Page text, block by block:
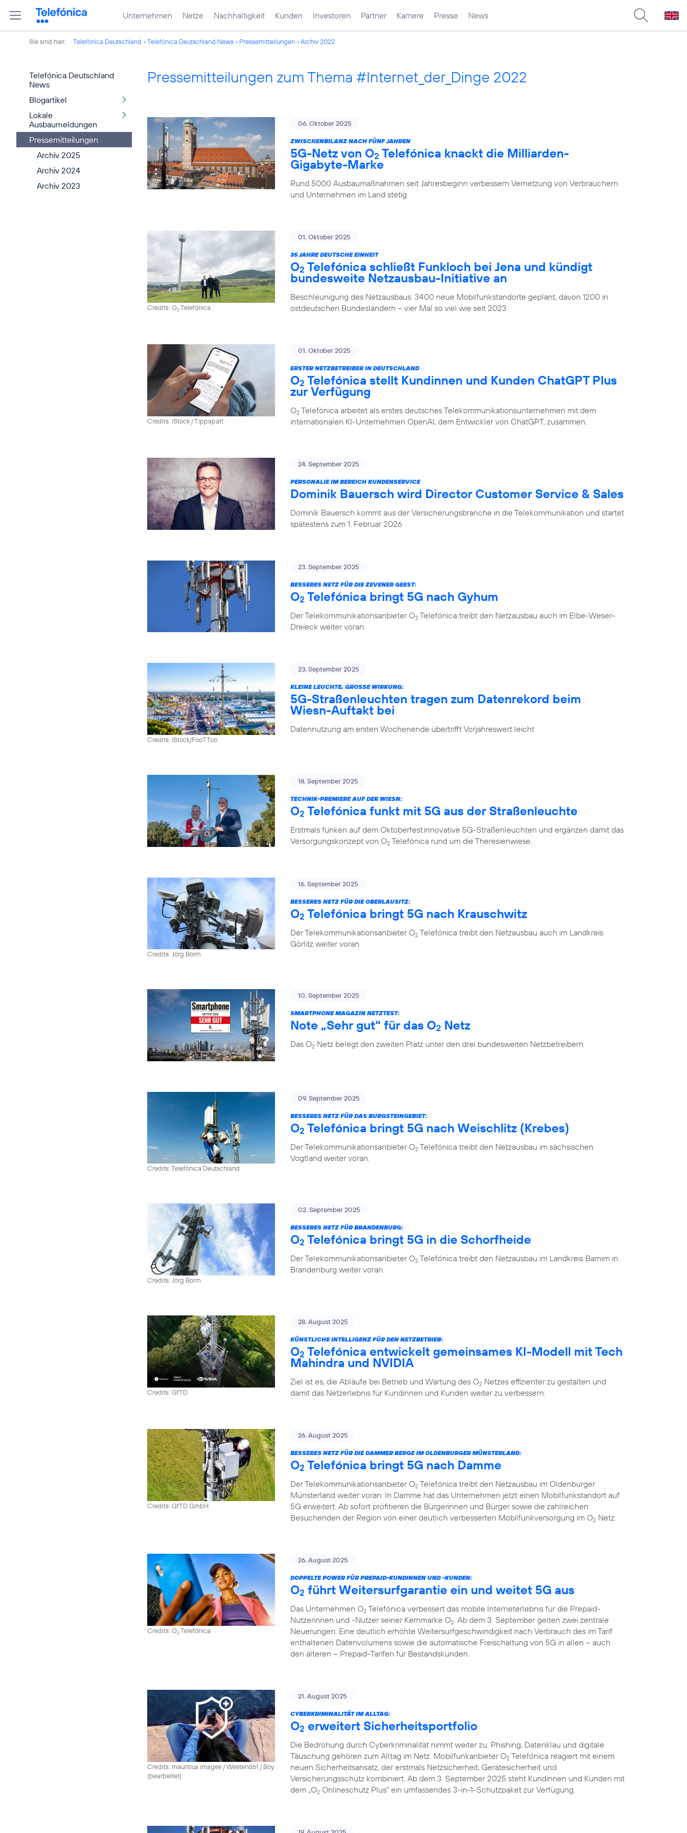
Unternehmen Netze Nachhaltigkeit Kunden Investoren Partner Karriere Presse News
Sie sind hier: Telefónica Deutschland Telefónica Deutschland News Pressemitteilungen Archiv 2022
Telefónica Deutschland
News
Blogartikel
Lokale
Ausbaumeldungen
Pressemitteilungen
Archiv 2025
Archiv 2024
Archiv 2023
Pressemitteilungen zum Thema #Internet_der_Dinge 2022
06. Oktober 2025
ZWISCHENBILANZ NACH FÜNF JAHREN
5G-Netz von O2 Telefónica knackt die Milliarden-
Gigabyte-Marke
Rund 5000 Ausbaumaßnahmen seit Jahresbeginn verbessern Vernetzung von Verbrauchern
und Unternehmen im Land stetig
Credits: O2Telefónica
01. Oktober 2025
35 JAHRE DEUTSCHE EINHEIT
O2 Telefónica schließt Funkloch bei Jena und kündigt
bundesweite Netzausbau-Initiative an
Beschleunigung des Netzausbaus: 3400 neue Mobilfunkstandorte geplant, davon 1200 in
ostdeutschen Bundesländern – vier Mal so viel wie seit 2023
Credits: iStock / Tippapatt
01. Oktober 2025
ERSTER NETZBETREIBER IN DEUTSCHLAND
O2 Telefónica stellt Kundinnen und Kunden ChatGPT Plus
zur Verfügung
O2 Telefónica arbeitet als erstes deutsches Telekommunikationsunternehmen mit dem
internationalen KI-Unternehmen OpenAI, dem Entwickler von ChatGPT, zusammen.
24. September 2025
PERSONALIE IM BEREICH KUNDENSERVICE
Dominik Bauersch wird Director Customer Service & Sales
Dominik Bauersch kommt aus der Versicherungsbranche in die Telekommunikation und startet
spätestens zum 1. Februar 2026
23. September 2025
BESSERES NETZ FÜR DIE ZEVENER GEEST:
O2 Telefónica bringt 5G nach Gyhum
Der Telekommunikationsanbieter O2 Telefónica treibt den Netzausbau auch im Elbe-Weser-
Dreieck weiter voran.
Credits: iStock/FooTToo
23. September 2025
KLEINE LEUCHTE, GROSSE WIRKUNG:
5G-Straßenleuchten tragen zum Datenrekord beim
Wiesn-Auftakt bei
Datennutzung am ersten Wochenende übertrifft Vorjahreswert leicht
18. September 2025
TECHNIK-PREMIERE AUF DER WIESN:
O2 Telefónica funkt mit 5G aus der Straßenleuchte
Erstmals funken auf dem Oktoberfest innovative 5G-Straßenleuchten und ergänzen damit das
Versorgungskonzept von O2 Telefónica rund um die Theresienwiese.
Credits: Jörg Borm
16. September 2025
BESSERES NETZ FÜR DIE OBERLAUSITZ:
O2 Telefónica bringt 5G nach Krauschwitz
Der Telekommunikationsanbieter O2 Telefónica treibt den Netzausbau auch im Landkreis
Görlitz weiter voran.
10. September 2025
SMARTPHONE MAGAZIN NETZTEST:
Note „Sehr gut“ für das O2 Netz
Das O2 Netz belegt den zweiten Platz unter den drei bundesweiten Netzbetreibern.
Credits: Telefónica Deutschland
09. September 2025
BESSERES NETZ FÜR DAS BURGSTEINGEBIET:
O2 Telefónica bringt 5G nach Weischlitz (Krebes)
Der Telekommunikationsanbieter O2 Telefónica treibt den Netzausbau im sächsischen
Vogtland weiter voran.
Credits: Jörg Borm
02. September 2025
BESSERES NETZ FÜR BRANDENBURG:
O2 Telefónica bringt 5G in die Schorfheide
Der Telekommunikationsanbieter O2 Telefónica treibt den Netzausbau im Landkreis Barnim in
Brandenburg weiter voran.
Credits: GfTD
28. August 2025
KÜNSTLICHE INTELLIGENZ FÜR DEN NETZBETRIEB:
O2 Telefónica entwickelt gemeinsames KI-Modell mit Tech
Mahindra und NVIDIA
Ziel ist es, die Abläufe bei Betrieb und Wartung des O2 Netzes effizienter zu gestalten und
damit das Netzerlebnis für Kundinnen und Kunden weiter zu verbessern.
Credits: GfTD GmbH
26. August 2025
BESSERES NETZ FÜR DIE DAMMER BERGE IM OLDENBURGER MÜNSTERLAND:
O2 Telefónica bringt 5G nach Damme
Der Telekommunikationsanbieter O2 Telefónica treibt den Netzausbau im Oldenburger
Münsterland weiter voran. In Damme hat das Unternehmen jetzt einen Mobilfunkstandort auf
5G erweitert. Ab sofort profitieren die Bürgerinnen und Bürger sowie die zahlreichen
Besuchenden der Region von einer deutlich verbesserten Mobilfunkversorgung im O2 Netz.
Credits: O2Telefónica
26. August 2025
DOPPELTE POWER FÜR PREPAID-KUNDINNEN UND -KUNDEN:
O2 führt Weitersurfgarantie ein und weitet 5G aus
Das Unternehmen O2 Telefónica verbessert das mobile Interneterlebnis für die Prepaid-
Nutzerinnen und -Nutzer seiner Kernmarke O2. Ab dem 3. September gelten zwei zentrale
Neuerungen: Eine deutlich erhöhte Weitersurfgeschwindigkeit nach Verbrauch des im Tarif
enthaltenen Datenvolumens sowie die automatische Freischaltung von 5G in allen – auch
den älteren – Prepaid-Tarifen für Bestandskunden.
Credits: mauritius images / Westend61 / Boy
(bearbeitet)
21. August 2025
CYBERKRIMINALITÄT IM ALLTAG:
O2 erweitert Sicherheitsportfolio
Die Bedrohung durch Cyberkriminalität nimmt weiter zu. Phishing, Datenklau und digitale
Täuschung gehören zum Alltag im Netz. Mobilfunkanbieter O2 Telefónica reagiert mit einem
neuen Sicherheitsansatz, der erstmals Netzsicherheit, Gerätesicherheit und
Versicherungsschutz kombiniert. Ab dem 3. September 2025 steht Kundinnen und Kunden mit
dem „O2 Onlineschutz Plus“ ein umfassendes 3-in-1-Schutzpaket zur Verfügung.